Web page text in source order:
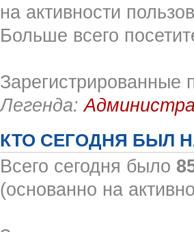
на активности
Больше всего
Зарегистрированные
Легенда:
КТО СЕГОДНЯ БЫЛ
Всего сегодня было
(основанно на